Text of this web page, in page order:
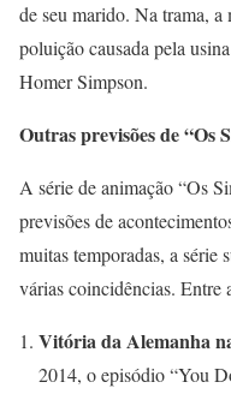
de seu marido. Na trama,
poluição causada pela
Homer Simpson.
Outras previsões de “Os
A série de animação “Os
previsões de
muitas temporadas, a série
várias coincidências. Entre
Vitória da Alemanha
2014, o episódio “You